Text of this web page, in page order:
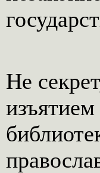
Не